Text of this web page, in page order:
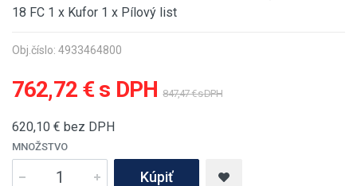
18 FC 1 x Kufor 1 x Pílový list
Obj.číslo: 4933464800
762,72 € s DPH 847,47 € s DPH
620,10 € bez DPH
MNOŽSTVO
Kúpiť